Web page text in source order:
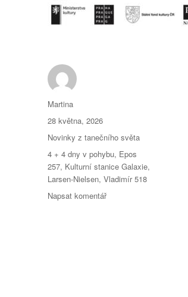
Autor:
Martina
Publikováno:
28 května, 2026
Rubriky:
Novinky z tanečního světa
Štítky:
4 + 4 dny v pohybu, Epos
257, Kulturní stanice Galaxie,
Larsen-Nielsen,Vladimír 518
Napsat komentářpro